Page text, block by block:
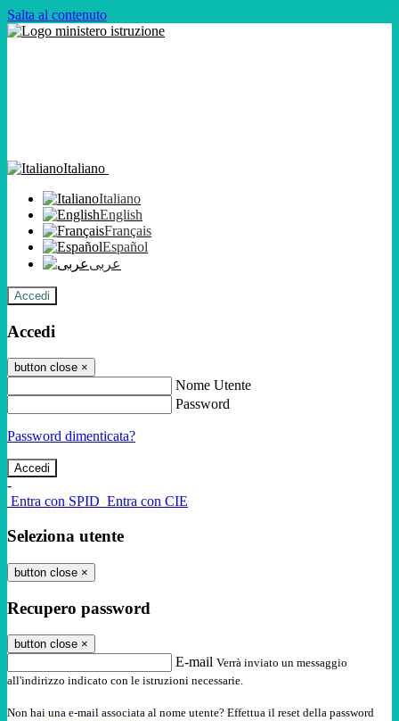
Salta al contenuto
Italiano
Italiano
English
Français
Español
عربى
Accedi
Accedi
button close ×
Nome Utente
Password
Password dimenticata?
-
Entra con SPID Entra con CIE
Seleziona utente
button close ×
Recupero password
button close ×
E-mail Verrà inviato un messaggio
all'indirizzo indicato con le istruzioni necessarie.
Non hai una e-mail associata al nome utente? Effettua il reset della password